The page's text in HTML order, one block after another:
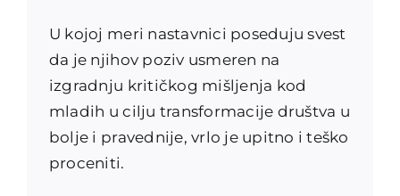
U kojoj meri nastavnici poseduju svest
da je njihov poziv usmeren na
izgradnju kritičkog mišljenja kod
mladih u cilju transformacije društva u
bolje i pravednije, vrlo je upitno i teško
proceniti.